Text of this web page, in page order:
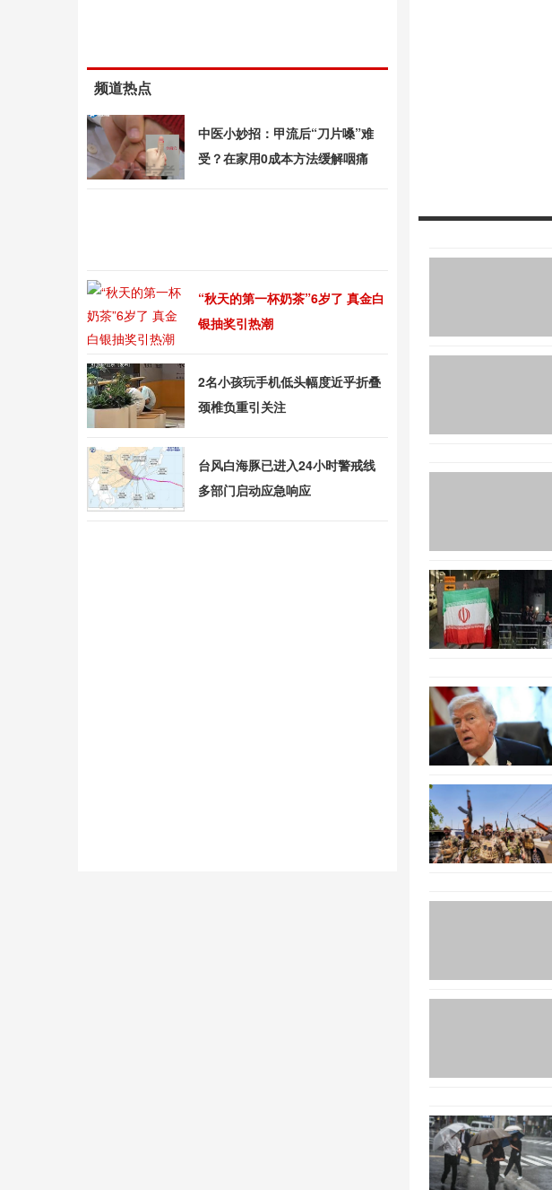
频道热点
中医小妙招：甲流后“刀片嗓”难
受？在家用0成本方法缓解咽痛
“秋天的第一杯奶茶”6岁了 真金白
银抽奖引热潮
2名小孩玩手机低头幅度近乎折叠
颈椎负重引关注
台风白海豚已进入24小时警戒线
多部门启动应急响应